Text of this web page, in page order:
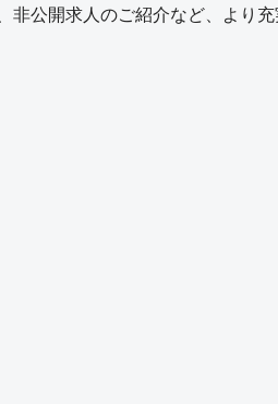
非公開求人のご紹介など、より